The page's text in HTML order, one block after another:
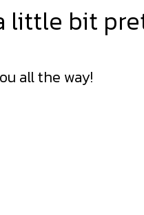
little bit
all the way!